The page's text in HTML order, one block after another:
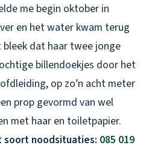
me begin oktober in
en het water kwam terug
dat haar twee jonge
billendoekjes door het
op zo’n acht meter
prop gevormd van wel
met haar en toiletpapier.
soort noodsituaties: 085 019